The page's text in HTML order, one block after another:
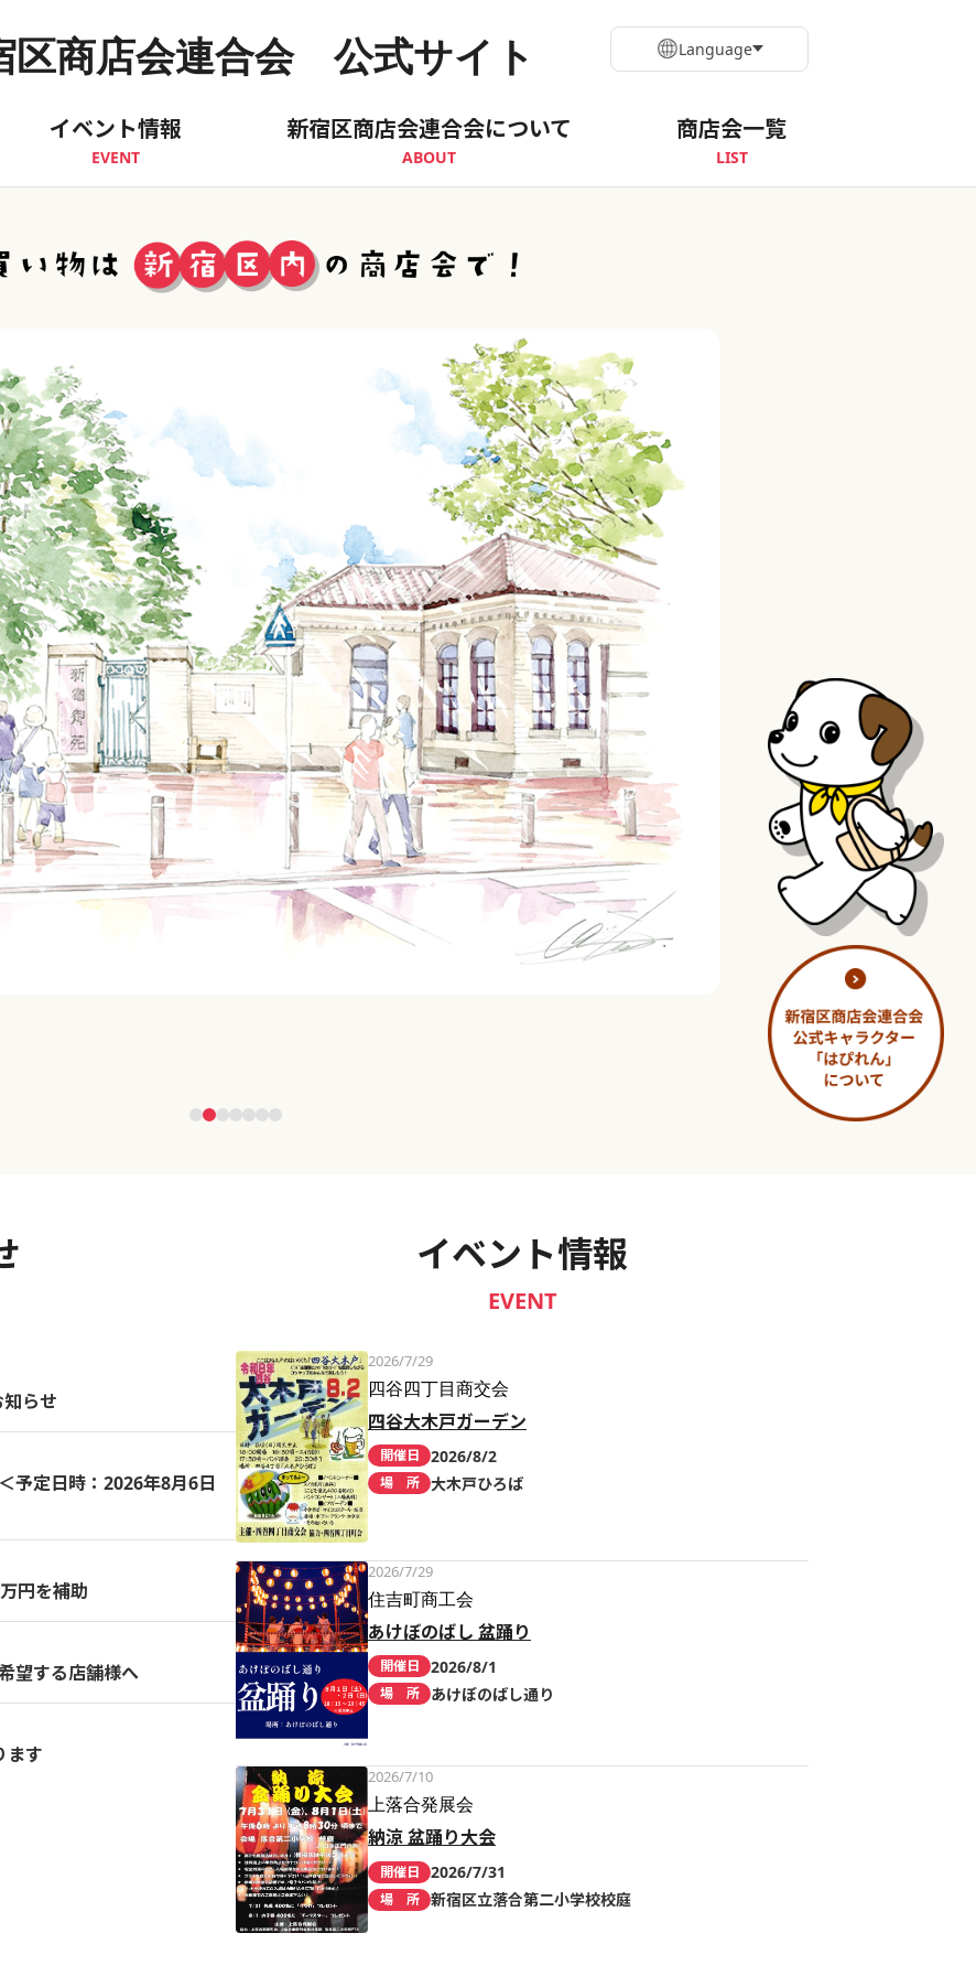
区商店会連合会 公式サイト
イベント情報
EVENT
新宿区商店会連合会について
ABOUT
商店会一覧
LIST
Language
淀橋市場 ～わせだ新宿百景～
らせ
予定日時：2026年8月6日
円を補助
望する店舗様へ
ます
イベント情報
EVENT
2026/7/29
四谷四丁目商交会
四谷大木戸ガーデン
開催日 2026/8/2
場 所 大木戸ひろば
2026/7/29
住吉町商工会
あけぼのばし 盆踊り
開催日 2026/8/1
場 所 あけぼのばし通り
2026/7/10
上落合発展会
納涼 盆踊り大会
開催日 2026/7/31
場 所 新宿区立落合第二小学校校庭